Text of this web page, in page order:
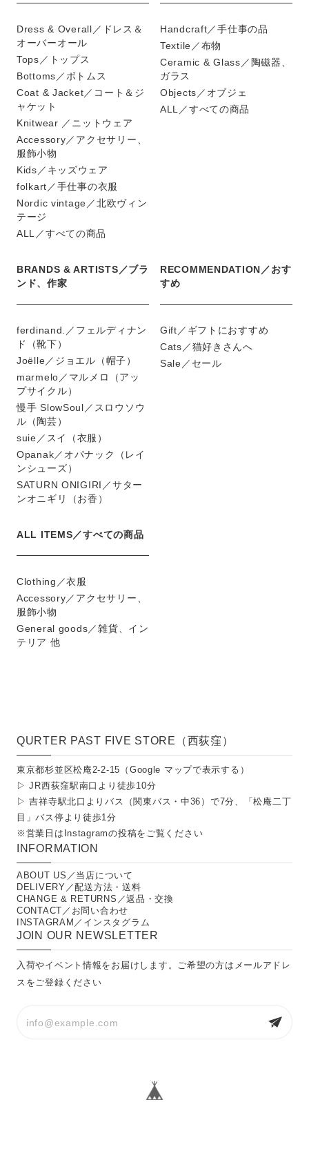
Dress & Overall／ドレス＆
オーバーオール
Tops／トップス
Bottoms／ボトムス
Coat & Jacket／コート＆ジ
ャケット
Knitwear ／ニットウェア
Accessory／アクセサリー、
服飾小物
Kids／キッズウェア
folkart／手仕事の衣服
Nordic vintage／北欧ヴィン
テージ
ALL／すべての商品
Handcraft／手仕事の品
Textile／布物
Ceramic & Glass／陶磁器、
ガラス
Objects／オブジェ
ALL／すべての商品
BRANDS & ARTISTS／ブラ
ンド、作家
ferdinand.／フェルディナン
ド（靴下）
Joëlle／ジョエル（帽子）
marmelo／マルメロ（アッ
プサイクル）
慢手 SlowSoul／スロウソウ
ル（陶芸）
suie／スイ（衣服）
Opanak／オパナック（レイ
ンシューズ）
SATURN ONIGIRI／サター
ンオニギリ（お香）
RECOMMENDATION／おす
すめ
Gift／ギフトにおすすめ
Cats／猫好きさんへ
Sale／セール
ALL ITEMS／すべての商品
Clothing／衣服
Accessory／アクセサリー、
服飾小物
General goods／雑貨、イン
テリア 他
QURTER PAST FIVE STORE（西荻窪）
東京都杉並区松庵2-2-15（ Google マップで表示する ）
▷ JR西荻窪駅南口より徒歩10分
▷ 吉祥寺駅北口よりバス（関東バス・中36）で7分、「松庵二丁
目」バス停より徒歩1分
※営業日は Instagramの投稿をご覧ください
INFORMATION
ABOUT US／当店について
DELIVERY／配送方法・送料
CHANGE & RETURNS／返品・交換
CONTACT／お問い合わせ
INSTAGRAM／インスタグラム
JOIN OUR NEWSLETTER
入荷やイベント情報をお届けします。ご希望の方はメールアドレ
スをご登録ください